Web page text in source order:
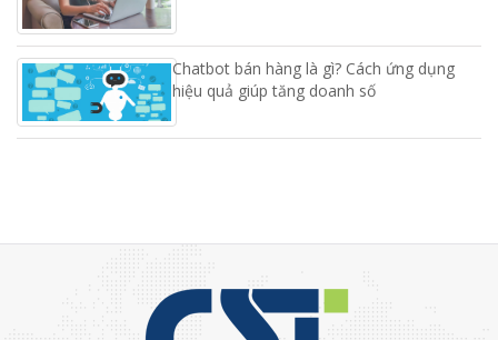
Chatbot bán hàng là gì? Cách ứng dụng
hiệu quả giúp tăng doanh số